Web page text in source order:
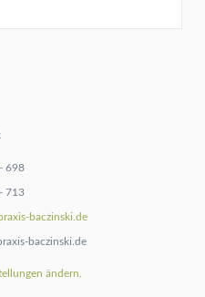
698
713
baczinski.de
baczinski.de
ändern.